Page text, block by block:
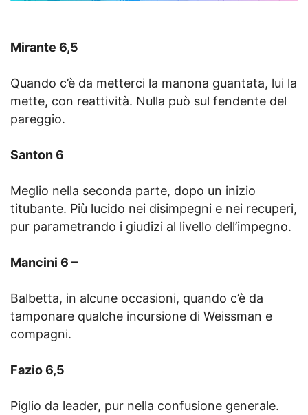
Mirante 6,5
Quando c’è da metterci la manona guantata, lui la
mette, con reattività. Nulla può sul fendente del
pareggio.
Santon 6
Meglio nella seconda parte, dopo un inizio
titubante. Più lucido nei disimpegni e nei recuperi,
pur parametrando i giudizi al livello dell’impegno.
Mancini 6 –
Balbetta, in alcune occasioni, quando c’è da
tamponare qualche incursione di Weissman e
compagni.
Fazio 6,5
Piglio da leader, pur nella confusione generale.